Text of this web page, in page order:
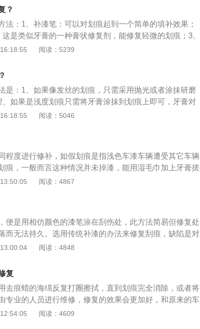
或者是软软的海绵上，对着划痕上下进行擦拭；5、通过
涂一层指甲油可以防止划痕生锈。
？
法：1、补漆笔：可以对划痕起到一个简单的填补效果；
是类似牙膏的一种膏状修复剂，能修复轻微的划痕；3、
上面，在有划伤的地方擦拭。汽车漆面浅度划痕，只是存
剂，对漆面划痕处进行抛光还原处理，直至划痕完全消
来更容易划伤。
阅读：5239
是：1、如果像发丝的划痕，只需采用抛光或者涂抹研磨
如果是浅度划痕只需将牙膏涂抹到划痕上即可，牙膏对
层划伤，具有非常明显的效果；3、小面积的凹度不超过5
磨平整，再涂抹具有防锈效果的氧化中和剂，喷涂底油，
磨即可修复。
阅读：5046
程度进行修补，如假划痕是指浅色车漆车辆遭受其它车辆
痕，一般而言这种情况并未掉漆，能用湿毛巾加上牙膏搓
深色车漆车辆不建议使用此方法，处理完以后划痕处会留
位是在面漆的表层，能够通过打蜡完全修，涂抹一点粗蜡
拭，随后再打上蜡，这样，剐蹭部位不但恢复原貌，还变
钱的方法是用牙膏作为研磨剂，轻轻涂在划痕处，随后用
，不但减轻划痕，还能避免空气对车漆伤处的侵蚀。水砂
砂纸，先将有划痕的区域清洁干净，擦干，随后用砂纸沾
镀膜剂，相信很多车主都有听说，假如汽车漆面有了擦伤
方法之一大概就是使用镀膜剂了，不过即使操作很简单车
，车主需要使用与车身颜色一样或是极为相似颜色的镀膜
法的深划痕修补技术，这是一种快速的技术修复，但要求
阅读：4867
便是用相仿颜色的漆笔涂在刮伤处，此方法简易但修复处
而无法持久。选用传统补漆的办法来修复刮痕，缺陷是对
复的时间过大，实际效果并非特别好。如果是小刮痕的情
毛巾上，用劲擦洗刮痕。通常只需略微一擦洗，浅部的刮
面印痕都是会被马上擦走。这类办法在解决与其余车子刮
，实际效果立即见效，大多数都能擦得干干净净，但刮痕
还能够用指甲油来修复。是因为指甲油和车辆的漆料是同
面有尤其深的刮痕，在刮痕上涂层指甲油能够避免刮痕生
阅读：4848
复
去痕蜡的海绵反复打圈擦拭，直到划痕完全消除，或者将
专业的人员进行维修，修复的效果会更加好，和原来的车
汽车打蜡是汽车美容的传统项目，打蜡可以保护汽车的车
阅读：4609